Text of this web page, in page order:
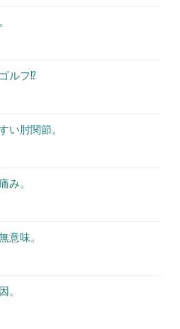
ルフ⁉︎
い肘関節。
み。
意味。
。